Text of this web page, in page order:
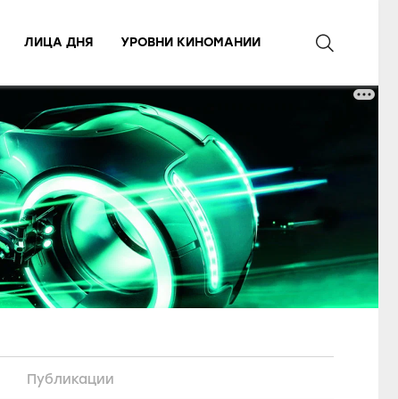
ЛИЦА ДНЯ УРОВНИ КИНОМАНИИ
Публикации